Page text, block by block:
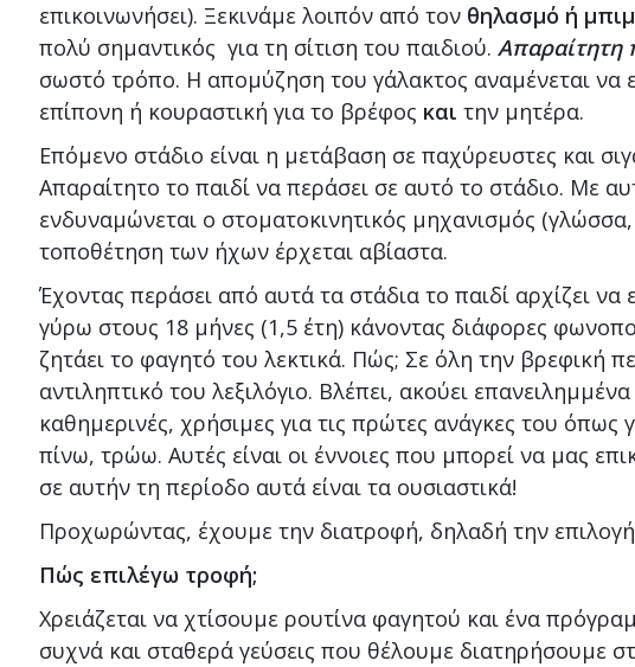
επικοινωνήσει). Ξεκινάμε λοιπόν από τον θηλασμό ή
πολύ σημαντικός για τη σίτιση του παιδιού.Απαραίτητη
σωστό τρόπο. Η απομύζηση του γάλακτος αναμένεται να
επίπονη ή κουραστική για το βρέφος και την μητέρα.
Επόμενο στάδιο είναι η μετάβαση σε παχύρευστες και
Απαραίτητο το παιδί να περάσει σε αυτό το στάδιο. Με
ενδυναμώνεται ο στοματοκινητικός μηχανισμός (γλώσσα,
τοποθέτηση των ήχων έρχεται αβίαστα.
Έχοντας περάσει από αυτά τα στάδια το παιδί αρχίζει να
γύρω στους 18 μήνες (1,5 έτη) κάνοντας διάφορες
ζητάει το φαγητό του λεκτικά. Πώς; Σε όλη την βρεφική
αντιληπτικό του λεξιλόγιο. Βλέπει, ακούει επανειλημμένα
καθημερινές, χρήσιμες για τις πρώτες ανάγκες του
πίνω, τρώω. Αυτές είναι οι έννοιες που μπορεί να μας
σε αυτήν τη περίοδο αυτά είναι τα ουσιαστικά!
Προχωρώντας, έχουμε την διατροφή, δηλαδή την
Πώς επιλέγω τροφή;
Χρειάζεται να χτίσουμε ρουτίνα φαγητού και ένα
συχνά και σταθερά γεύσεις που θέλουμε διατηρήσουμε